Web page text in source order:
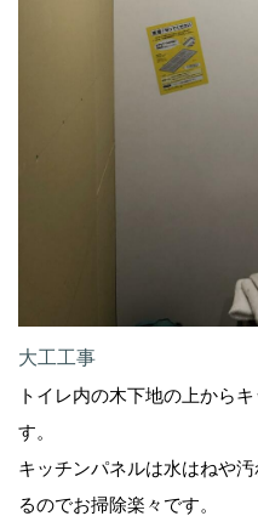
大工工事
トイレ内の木下地の上から
す。
キッチンパネルは水はねや
るのでお掃除楽々です。